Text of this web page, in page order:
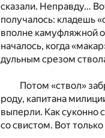
сказали. Неправду…
получалось: кладешь
вполне камуфляжной
началось, когда
дульным срезом
Потом «ствол»
роду, капитана
выперли. Как суконно
со свистом. Вот